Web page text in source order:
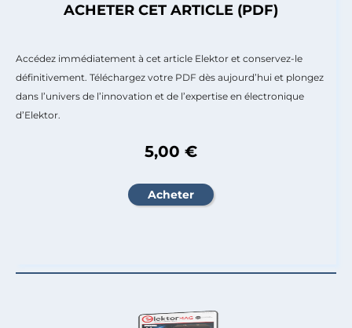
ACHETER CET ARTICLE (PDF)
Accédez immédiatement à cet article Elektor et conservez-le
définitivement. Téléchargez votre PDF dès aujourd’hui et plongez
dans l’univers de l’innovation et de l’expertise en électronique
d’Elektor.
5,00 €